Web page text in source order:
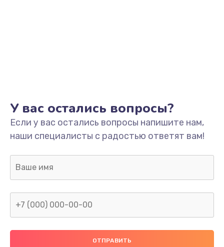
Замена микрофона
500 руб.
Заказать
Замена аккумулятора
700 руб.
У вас остались вопросы?
Если у вас остались вопросы напишите нам,
наши специалисты с радостью ответят вам!